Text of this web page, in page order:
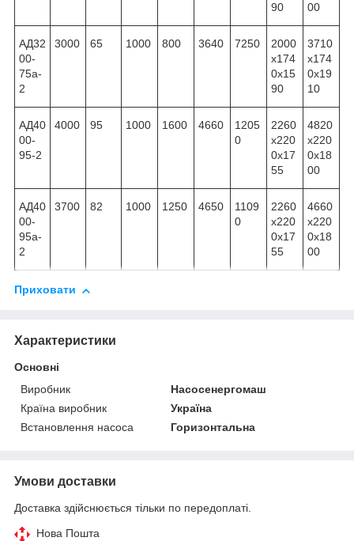
90
00
АД32
00-
75а-
2
3000 65 1000 800 3640 7250
2000
x174
0x15
90
3710
x174
0x19
10
АД40
00-
95-2
4000 95 1000 1600 4660
1205
0
2260
x220
0x17
55
4820
x220
0x18
00
АД40
00-
95а-
2
3700 82 1000 1250 4650
1109
0
2260
x220
0x17
55
4660
x220
0x18
00
Приховати
Характеристики
Основні
Виробник
Насосенергомаш
Країна виробник
Україна
Встановлення насоса
Горизонтальна
Умови доставки
Доставка здійснюється тільки по передоплаті.
Нова Пошта